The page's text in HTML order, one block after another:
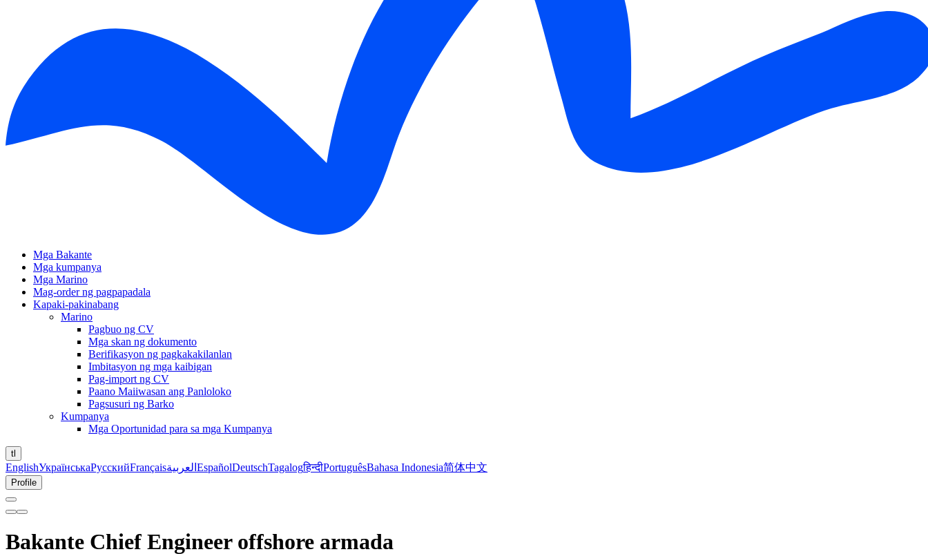
Mga Bakante
Mga kumpanya
Mga Marino
Mag-order ng pagpapadala
Kapaki-pakinabang
Marino
Pagbuo ng CV
Mga skan ng dokumento
Berifikasyon ng pagkakakilanlan
Imbitasyon ng mga kaibigan
Pag-import ng CV
Paano Maiiwasan ang Panloloko
Pagsusuri ng Barko
Kumpanya
Mga Oportunidad para sa mga Kumpanya
tl
EnglishУкраїнськаРусскийFrançaisالعربية EspañolDeutschTagalogहिन्दीPortuguêsBahasa Indonesia简体中文
Profile
Bakante Chief Engineer offshore armada